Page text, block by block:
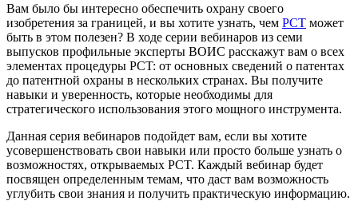
Вам было бы интересно обеспечить охрану своего
изобретения за границей, и вы хотите узнать, чем PCT может
быть в этом полезен? В ходе серии вебинаров из семи
выпусков профильные эксперты ВОИС расскажут вам о всех
элементах процедуры PCT: от основных сведений о патентах
до патентной охраны в нескольких странах. Вы получите
навыки и уверенность, которые необходимы для
стратегического использования этого мощного инструмента.
Данная серия вебинаров подойдет вам, если вы хотите
усовершенствовать свои навыки или просто больше узнать о
возможностях, открываемых PCT. Каждый вебинар будет
посвящен определенным темам, что даст вам возможность
углубить свои знания и получить практическую информацию.